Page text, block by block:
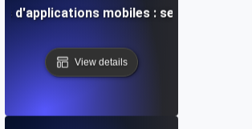
d'applications mobiles : se préparer à
View details